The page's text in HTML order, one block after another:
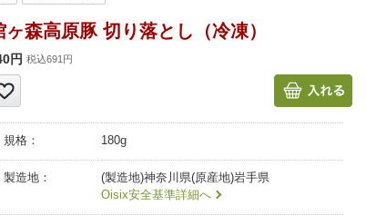
信州フルーツ定期便
人気No.3
ファンが年々増！
貴重な黄桃食べ比べ
奥山さんの幸せの黄桃
夏にピッタリ
らぁ麺おせち
自慢はローストビーフ
大人も子どもも
人気品目を増量！
家族でたっぷり楽しむ
人気二段重「高砂」と
ヶ森高原豚 切り落とし（冷凍）
円 税込691円
規格： 180g
製造地：
(製造地)神奈川県(原産地)岩手県
Oisix安全基準詳細へ